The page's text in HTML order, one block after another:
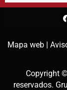
Mapa web |
Copyright
reservados.